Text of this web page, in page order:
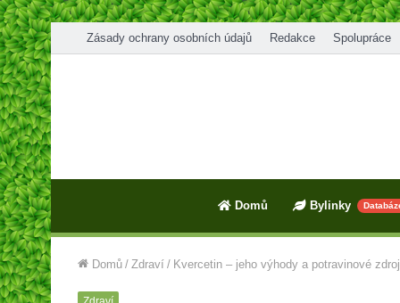
Zásady ochrany osobních údajů Redakce Spolupráce
Domů Bylinky
Domů / Zdraví / Kvercetin – jeho výhody a potravinové